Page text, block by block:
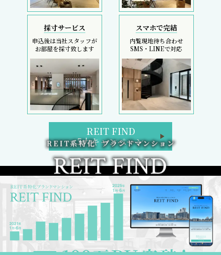
採寸サービス
申込後は当社スタッフが
お部屋を採寸致します
スマホで完結
内覧現地待ち合わせ
SMS・LINEで対応
REIT FIND
5大キャンペーン